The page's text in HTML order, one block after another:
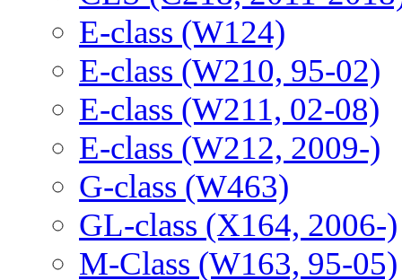
E-class (W124)
E-class (W210, 95-02)
E-class (W211, 02-08)
E-class (W212, 2009-)
G-class (W463)
GL-class (X164, 2006-)
M-Class (W163, 95-05)